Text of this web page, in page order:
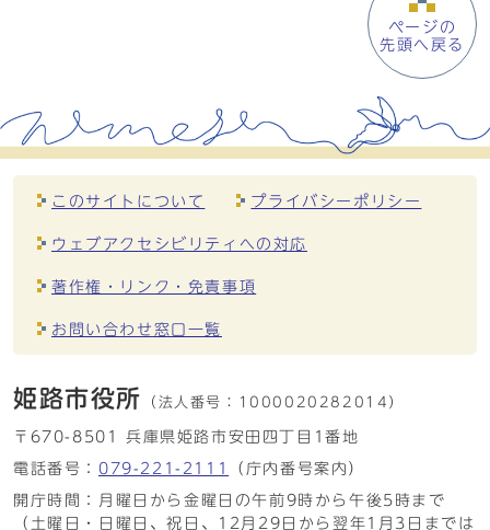
ページの
先頭へ戻る
このサイトについて プライバシーポリシー
ウェブアクセシビリティへの対応
著作権・リンク・免責事項
お問い合わせ窓口一覧
姫路市役所 （法人番号： 1000020282014）
〒670-8501 兵庫県姫路市安田四丁目1番地
電話番号： 079-221-2111
（庁内番号案内）
開庁時間：月曜日から金曜日の午前9時から午後5時まで
（土曜日・日曜日、祝日、12月29日から翌年1月3日までは